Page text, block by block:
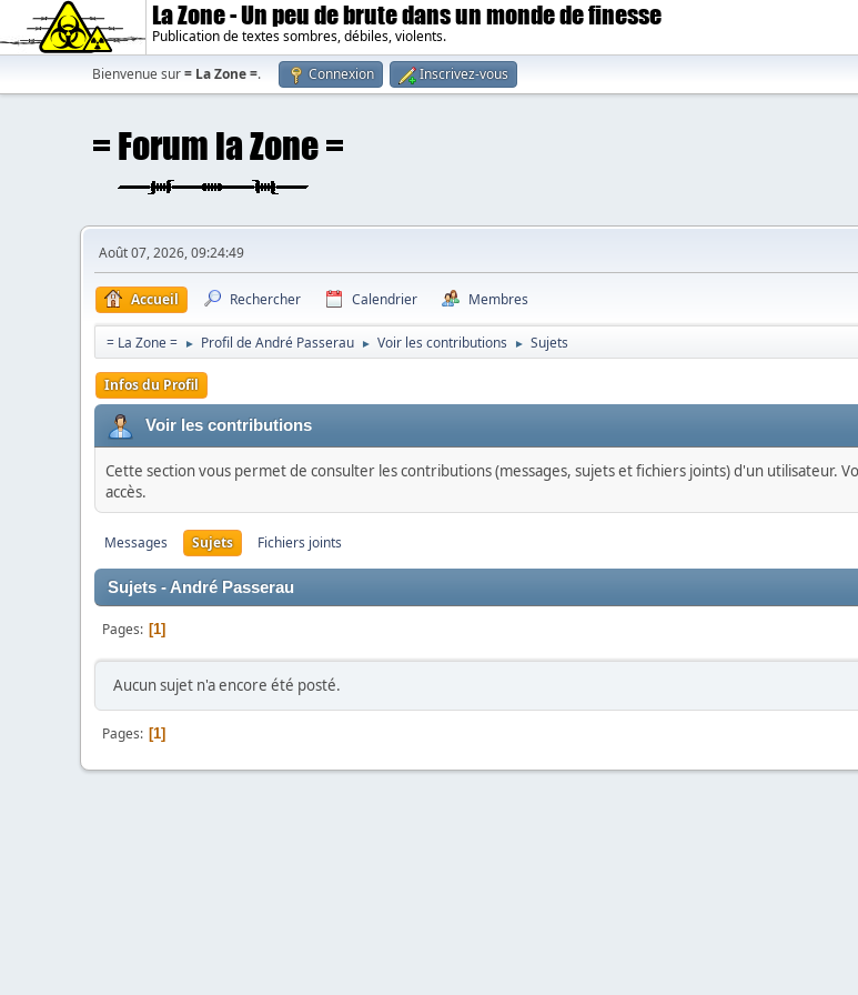
La Zone - Un peu de brute dans un monde de finesse
Publication de textes sombres, débiles, violents.
Bienvenue sur= La Zone =. Connexion Inscrivez-vous
Août 07, 2026, 09:24:49
Accueil Rechercher Calendrier Membres
= La Zone = ► Profil de André Passerau ► Voir les contributions ► Sujets
Infos du Profil
Voir les contributions
Cette section vous permet de consulter les contributions (messages, sujets et fichiers joints) d'un utilisateur.
accès.
Messages Sujets Fichiers joints
Sujets - André Passerau
Pages 1
Aucun sujet n'a encore été posté.
Pages 1